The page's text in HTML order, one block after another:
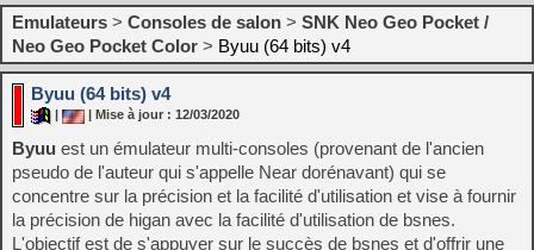
Emulateurs > Consoles de salon > SNK Neo Geo Pocket /
Neo Geo Pocket Color > Byuu (64 bits) v4
Byuu (64 bits) v4
| Mise à jour : 12/03/2020
Byuu est un émulateur multi-consoles (provenant de l'ancien
pseudo de l'auteur qui s'appelle Near dorénavant) qui se
concentre sur la précision et la facilité d'utilisation et vise à fournir
la précision de higan avec la facilité d'utilisation de bsnes.
L'objectif est de s'appuyer sur le succès de bsnes et d'offrir une